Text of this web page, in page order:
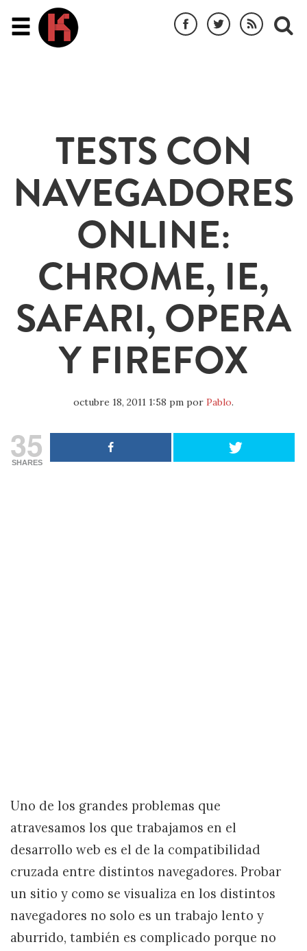
TESTS CON
NAVEGADORES
ONLINE:
CHROME, IE,
SAFARI, OPERA
Y FIREFOX
octubre 18, 2011 1:58 pm por Pablo.
35
SHARES
Uno de los grandes problemas que
atravesamos los que trabajamos en el
desarrollo web es el de la compatibilidad
cruzada entre distintos navegadores. Probar
un sitio y como se visualiza en los distintos
navegadores no solo es un trabajo lento y
aburrido, también es complicado porque no